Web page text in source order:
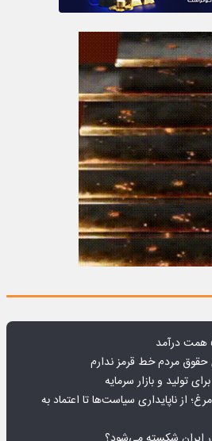
مردم خط قرمز ندارم
تولید و بازار سرمایه
از ناپایداری سیاست‌ها تا اعتماد به